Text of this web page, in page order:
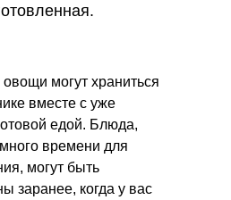
могут храниться
вместе с уже
едой. Блюда,
времени для
могут быть
заранее, когда у вас